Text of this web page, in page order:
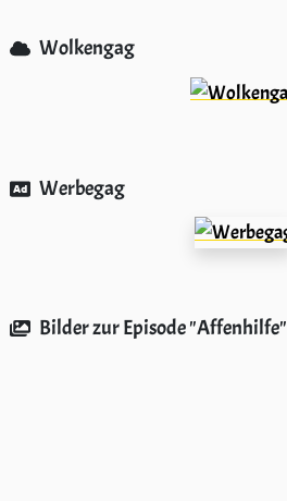
Wolkengag
Werbegag
Bilder zur Episode "Affenhilfe"